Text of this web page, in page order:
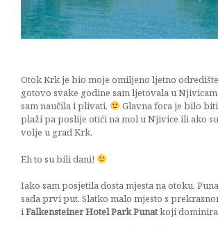
Otok Krk je bio moje omiljeno ljetno
gotovo svake godine sam ljetovala u
sam naučila i plivati.
Glavna fora je bilo
plaži pa poslije otići na mol u Njivice ili ako
volje u grad Krk.
Eh to su bili dani!
Iako sam posjetila dosta mjesta na otoku,
sada prvi put. Slatko malo mjesto s
iFalkensteiner Hotel Park Punatkoji